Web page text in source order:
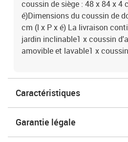
coussin de siège : 48 x 84 x 4
é)Dimensions du coussin de
cm (l x P x é) La livraison
jardin inclinable1 x coussin
amovible et lavable1 x
Caractéristiques
Garantie légale